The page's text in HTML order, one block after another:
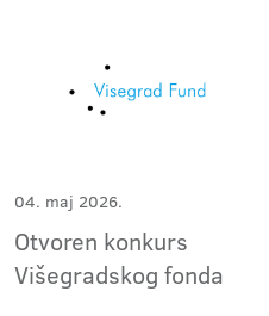
04. maj 2026.
Otvoren konkurs
Višegradskog fonda